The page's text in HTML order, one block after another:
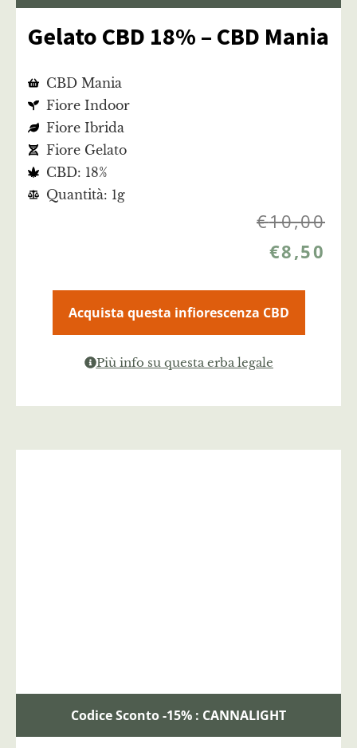
Gelato CBD 18% – CBD Mania
CBD Mania
Fiore Indoor
Fiore Ibrida
Fiore Gelato
CBD: 18%
Quantità: 1g
€10,00
€8,50
Acquista questa infiorescenza CBD
Più info su questa erba legale
Codice Sconto -15% : CANNALIGHT